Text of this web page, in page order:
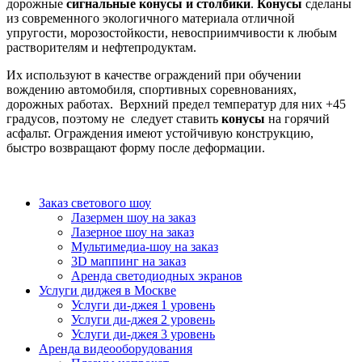
дорожные сигнальные конусы и столбики. Конусы сделаны
из современного экологичного материала отличной
упругости, морозостойкости, невосприимчивости к любым
растворителям и нефтепродуктам.
Их используют в качестве ограждений при обучении
вождению автомобиля, спортивных соревнованиях,
дорожных работах. Верхний предел температур для них +45
градусов, поэтому не следует ставить конусы на горячий
асфальт. Ограждения имеют устойчивую конструкцию,
быстро возвращают форму после деформации.
Заказ светового шоу
Лазермен шоу на заказ
Лазерное шоу на заказ
Мультимедиа-шоу на заказ
3D маппинг на заказ
Аренда светодиодных экранов
Услуги диджея в Москве
Услуги ди-джея 1 уровень
Услуги ди-джея 2 уровень
Услуги ди-джея 3 уровень
Аренда видеооборудования